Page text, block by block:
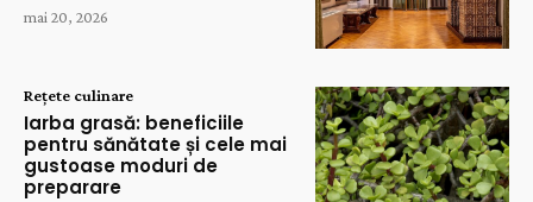
mai 20, 2026
Rețete culinare
Iarba grasă: beneficiile
pentru sănătate și cele mai
gustoase moduri de
preparare